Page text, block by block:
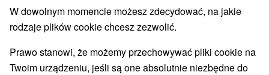
W dowolnym momencie możesz zdecydować, na jakie
rodzaje plików cookie chcesz zezwolić.
Prawo stanowi, że możemy przechowywać pliki cookie na
Twoim urządzeniu, jeśli są one absolutnie niezbędne do